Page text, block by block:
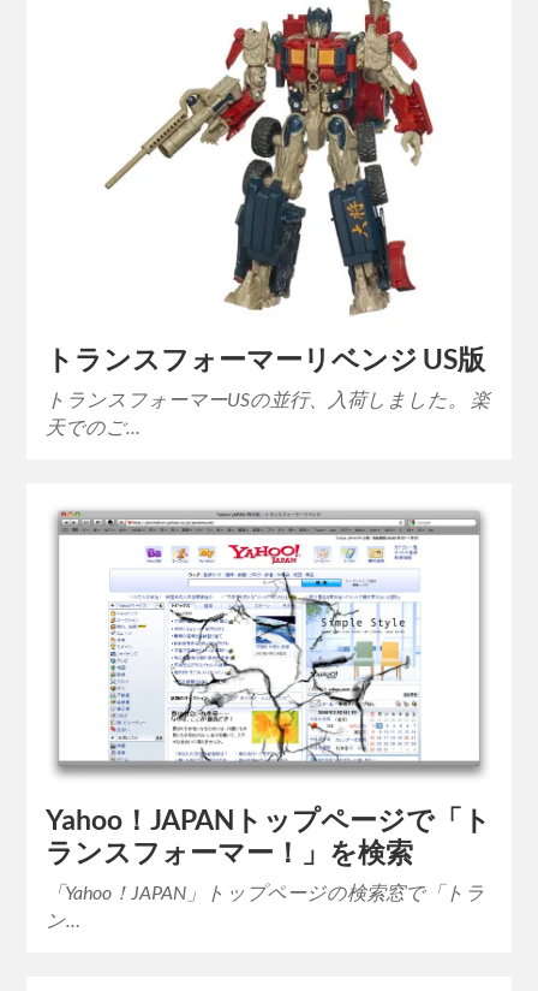
トランスフォーマーリベンジ US版
トランスフォーマーUSの並行、入荷しました。 楽
天でのご…
Yahoo！JAPANトップページで「ト
ランスフォーマー！」を検索
「Yahoo！JAPAN」トップページの検索窓で「トラ
ン…